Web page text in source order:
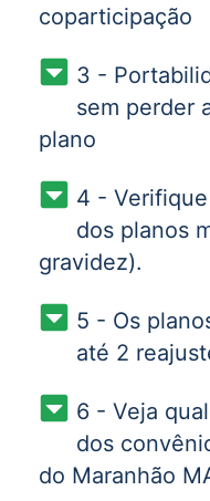
coparticipação
3 -
sem perder
plano
4 -
dos planos
gravidez).
5 - Os
até 2
6 - Veja
dos
do Maranhão